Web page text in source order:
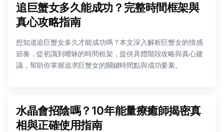
追巨蟹女多久能成功？完整時間框架與
真心攻略指南
想知道追巨蟹女多久才能成功嗎？本文深入解析巨蟹女的情感
節奏，從初識到曖昧的時間框架，提供具體階段攻略與真心建
議，幫助你掌握追求巨蟹女的關鍵時間點與成功要素。
水晶會招陰嗎？10年能量療癒師揭密真
相與正確使用指南